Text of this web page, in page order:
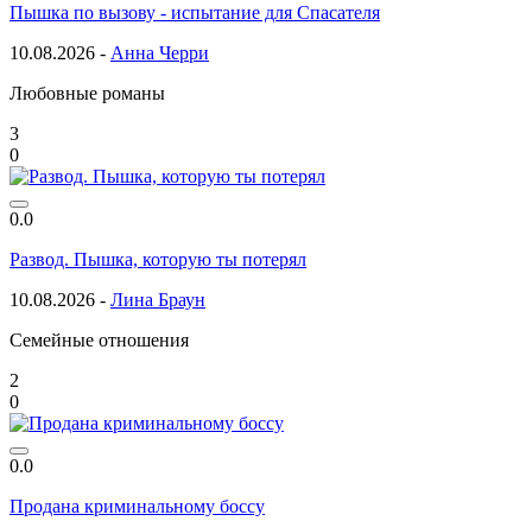
Пышка по вызову - испытание для Спасателя
10.08.2026 - Анна Черри
Любовные романы
3
0
0.0
Развод. Пышка, которую ты потерял
10.08.2026 - Лина Браун
Семейные отношения
2
0
0.0
Продана криминальному боссу